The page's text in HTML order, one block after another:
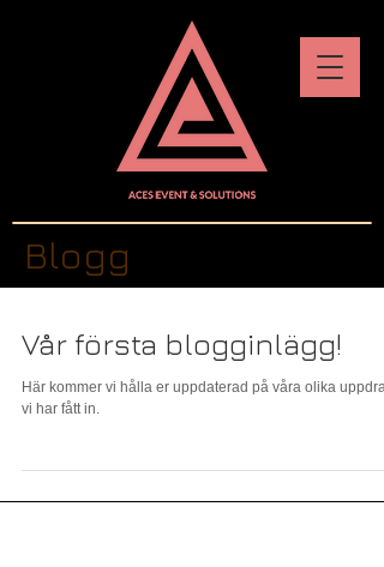
Blogg
Vår första blogginlägg!
Här kommer vi hålla er uppdaterad på våra olika
vi har fått in.